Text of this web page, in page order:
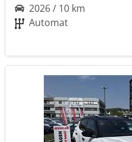
2026 / 10 km
Automat